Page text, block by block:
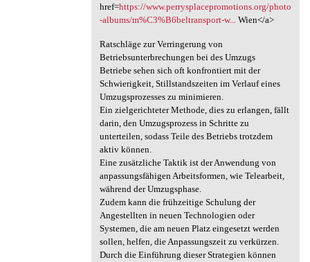
href=https://www.perrysplacepromotions.org/photo
-albums/m%C3%B6beltransport-w...Wien</a>
Ratschläge zur Verringerung von
Betriebsunterbrechungen bei des Umzugs
Betriebe sehen sich oft konfrontiert mit der
Schwierigkeit, Stillstandszeiten im Verlauf eines
Umzugsprozesses zu minimieren.
Ein zielgerichteter Methode, dies zu erlangen, fällt
darin, den Umzugsprozess in Schritte zu
unterteilen, sodass Teile des Betriebs trotzdem
aktiv können.
Eine zusätzliche Taktik ist der Anwendung von
anpassungsfähigen Arbeitsformen, wie Telearbeit,
während der Umzugsphase.
Zudem kann die frühzeitige Schulung der
Angestellten in neuen Technologien oder
Systemen, die am neuen Platz eingesetzt werden
sollen, helfen, die Anpassungszeit zu verkürzen.
Durch die Einführung dieser Strategien können